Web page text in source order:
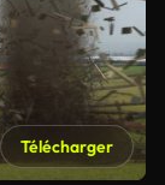
Télécharger